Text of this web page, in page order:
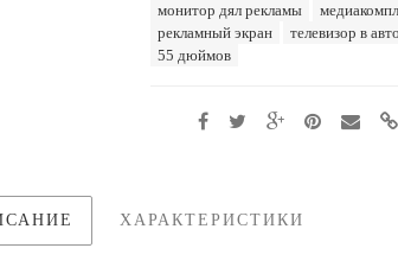
монитор дял рекламы
рекламный экран
телевизор в
55 дюймов
ХАРАКТЕРИСТИКИ